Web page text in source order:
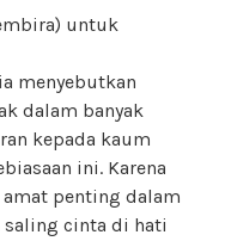
untuk
menyebutkan
dalam banyak
kepada kaum
ini. Karena
penting dalam
saling cinta di hati